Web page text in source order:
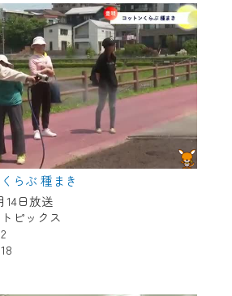
らぶ 種まき
14日放送
ピックス
。
などのフリーメールアドレ
です）
ログイン・MyIDの新規登
ご利用中の方は引き続き
ます。
情報＞
リニューアルにともないメ
予定しています。